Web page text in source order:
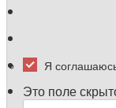
Я
Это поле